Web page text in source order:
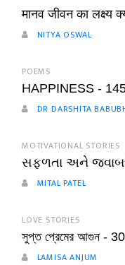
मानव जीवन का लक्ष्य
NITYA OSWAL
POEMS
HAPPINESS -
DR DARSHITA
MOTIVATIONAL STORIES
સફળતા અને
MITAL PATEL
LOVE STORIES
সুপ্ত প্রেমের আগুন - 30
LAMISA ANJUM